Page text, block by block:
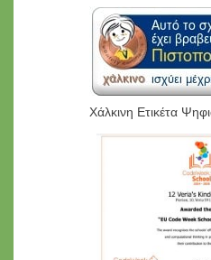
Χάλκινη Ετικέτα